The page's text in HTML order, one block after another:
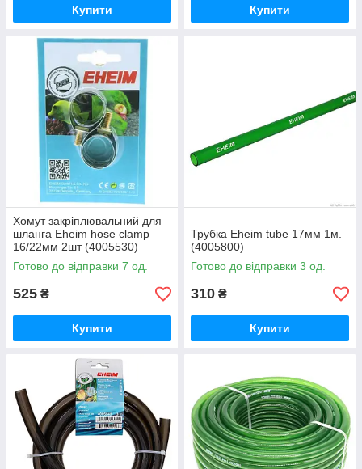
Купити Купити
Хомут закріплювальний для
шланга Eheim hose clamp
16/22мм 2шт (4005530)
Готово до відправки 7 од.
525 ₴
Купити
Трубка Eheim tube 17мм 1м.
(4005800)
Готово до відправки 3 од.
310 ₴
Купити